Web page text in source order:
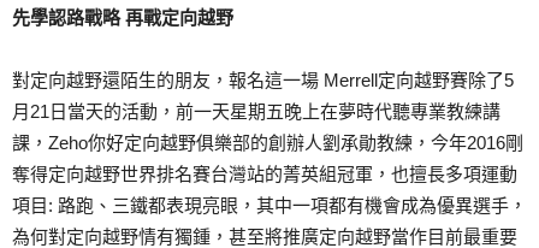
先學認路戰略 再戰定向越野
對定向越野還陌生的朋友，報名這一場 Merrell定向越野賽除了5
月21日當天的活動，前一天星期五晚上在夢時代聽專業教練講
課，Zeho你好定向越野俱樂部的創辦人劉承勛教練，今年2016剛
奪得定向越野世界排名賽台灣站的菁英組冠軍，也擅長多項運動
項目: 路跑、三鐵都表現亮眼，其中一項都有機會成為優異選手，
為何對定向越野情有獨鍾，甚至將推廣定向越野當作目前最重要